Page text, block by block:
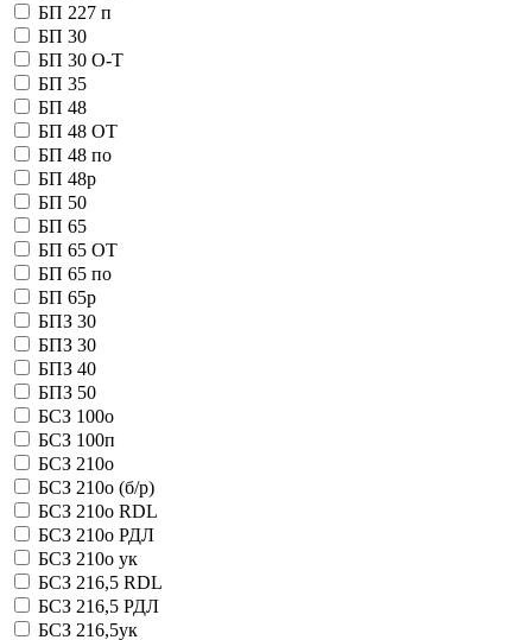
БП 227 п
БП 30
БП 30 О-Т
БП 35
БП 48
БП 48 OT
БП 48 по
БП 48р
БП 50
БП 65
БП 65 OT
БП 65 по
БП 65р
БПЗ 30
БПЗ 30
БПЗ 40
БПЗ 50
БСЗ 100о
БСЗ 100п
БСЗ 210о
БСЗ 210о (б/р)
БСЗ 210о RDL
БСЗ 210о РДЛ
БСЗ 210о ук
БСЗ 216,5 RDL
БСЗ 216,5 РДЛ
БСЗ 216,5ук